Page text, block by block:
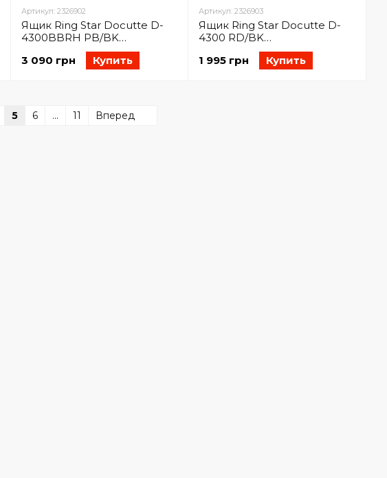
Артикул: 2326902
Ящик Ring Star Docutte D-
4300BBRH PB/BK
463x248x262mm (2326902)
3 090 грн Купить
Артикул: 2326903
Ящик Ring Star Docutte D-
4300 RD/BK
463x248x262mm (2326903)
1 995 грн Купить
5 6 ... 11 Вперед